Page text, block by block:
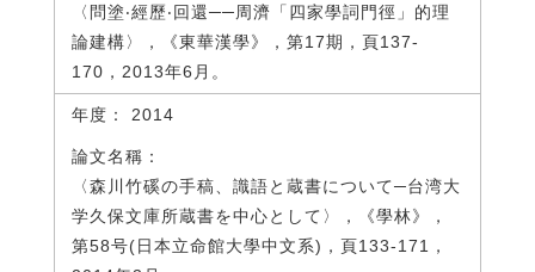
〈問塗‧經歷‧回還──周濟「四家學詞門徑」的理
論建構〉，《東華漢學》，第17期，頁137-
170，2013年6月。
2014
〈森川竹磎の手稿、識語と蔵書について─台湾大
学久保文庫所蔵書を中心として〉，《學林》，
第58号(日本立命館大學中文系)，頁133-171，